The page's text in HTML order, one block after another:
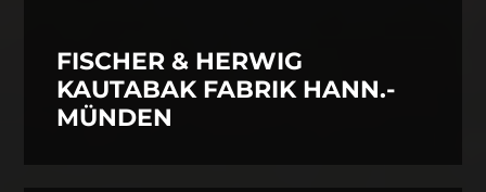
FISCHER & HERWIG
KAUTABAK FABRIK HANN.-
MÜNDEN